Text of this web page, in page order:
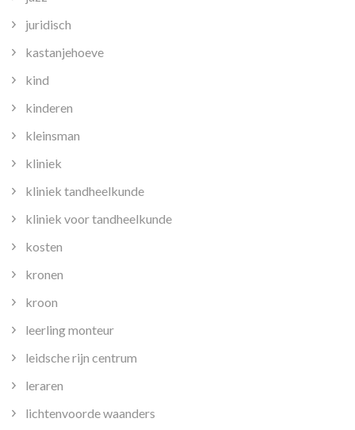
juridisch
kastanjehoeve
kind
kinderen
kleinsman
kliniek
kliniek tandheelkunde
kliniek voor tandheelkunde
kosten
kronen
kroon
leerling monteur
leidsche rijn centrum
leraren
lichtenvoorde waanders